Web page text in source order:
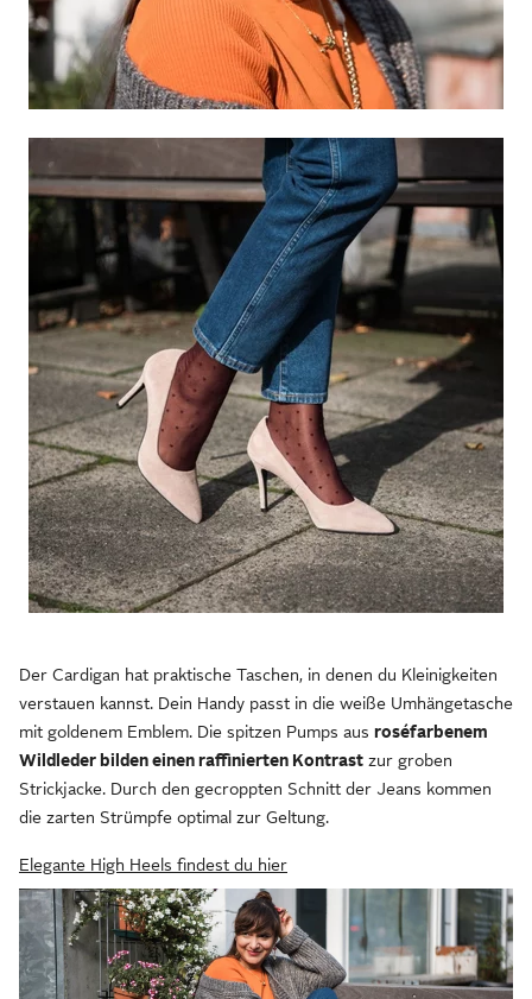
Der Cardigan hat praktische Taschen, in denen du Kleinigkeiten
verstauen kannst. Dein Handy passt in die weiße Umhängetasche
mit goldenem Emblem. Die spitzen Pumps aus roséfarbenem
Wildleder bilden einen raffinierten Kontrast zur groben
Strickjacke. Durch den gecroppten Schnitt der Jeans kommen
die zarten Strümpfe optimal zur Geltung.
Elegante High Heels findest du hier